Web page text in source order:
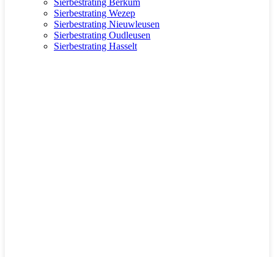
Sierbestrating Wezep
Sierbestrating Nieuwleusen
Sierbestrating Oudleusen
Sierbestrating Hasselt